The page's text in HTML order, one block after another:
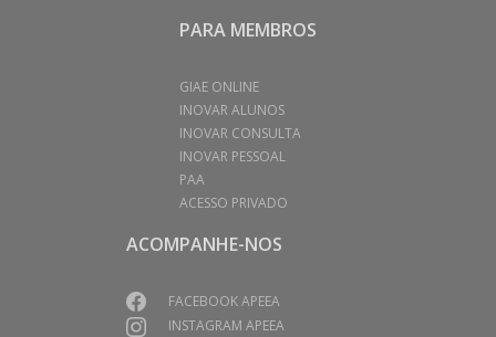
PARA MEMBROS
GIAE ONLINE
INOVAR ALUNOS
INOVAR CONSULTA
INOVAR PESSOAL
PAA
ACESSO PRIVADO
ACOMPANHE-NOS
FACEBOOK APEEA
INSTAGRAM APEEA